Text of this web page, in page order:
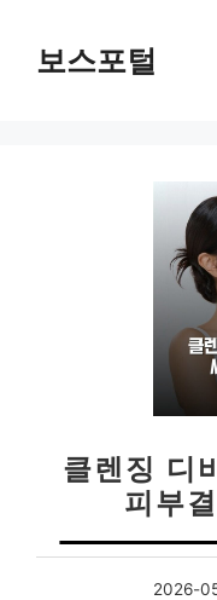
보스포털
클렌징 디
피부
2026-